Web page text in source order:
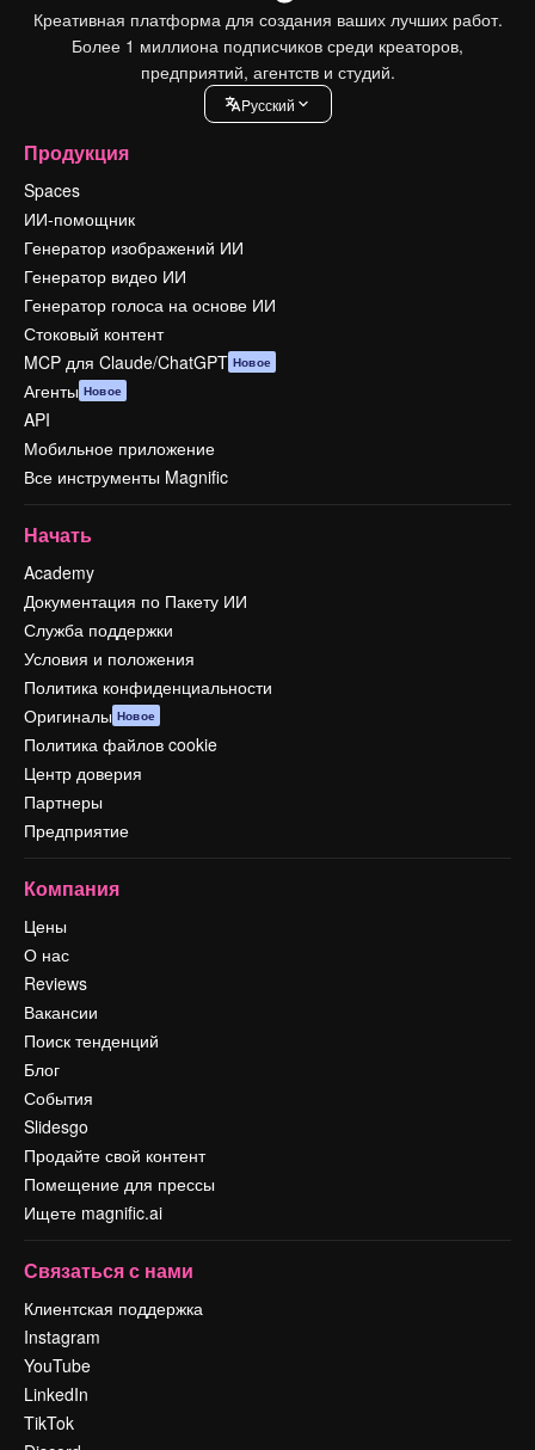
Креативная платформа для создания ваших лучших работ.
Более 1 миллиона подписчиков среди креаторов,
предприятий, агентств и студий.
Pусский
Продукция
Spaces
ИИ-помощник
Генератор изображений ИИ
Генератор видео ИИ
Генератор голоса на основе ИИ
Стоковый контент
MCP для Claude/ChatGPT Новое
Агенты Новое
API
Мобильное приложение
Все инструменты Magnific
Начать
Academy
Документация по Пакету ИИ
Служба поддержки
Условия и положения
Политика конфиденциальности
Оригиналы Новое
Политика файлов cookie
Центр доверия
Партнеры
Предприятие
Компания
Цены
О нас
Reviews
Вакансии
Поиск тенденций
Блог
События
Slidesgo
Продайте свой контент
Помещение для прессы
Ищете magnific.ai
Связаться с нами
Клиентская поддержка
Instagram
YouTube
LinkedIn
TikTok